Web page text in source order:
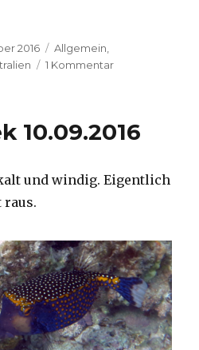
2016 Kategorien
Allgemein
1 Kommentarzu
10.09.2016
und windig. Eigentlich